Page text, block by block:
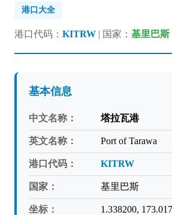
港口大全
港口代码： KITRW | 国家： 基里巴斯
基本信息
中文名称： 塔拉瓦港
英文名称： Port of Tarawa
港口代码： KITRW
国家： 基里巴斯
坐标： 1.338200,